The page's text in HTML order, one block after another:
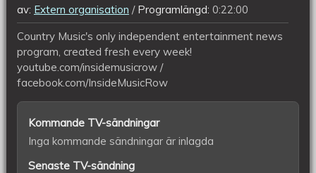
av: Extern organisation Programlängd: 0:22:00
Country Music's only independent entertainment news
program, created fresh every week!
youtube.com/insidemusicrow /
facebook.com/InsideMusicRow
Kommande TV-sändningar
Inga kommande sändningar är inlagda
Senaste TV-sändning